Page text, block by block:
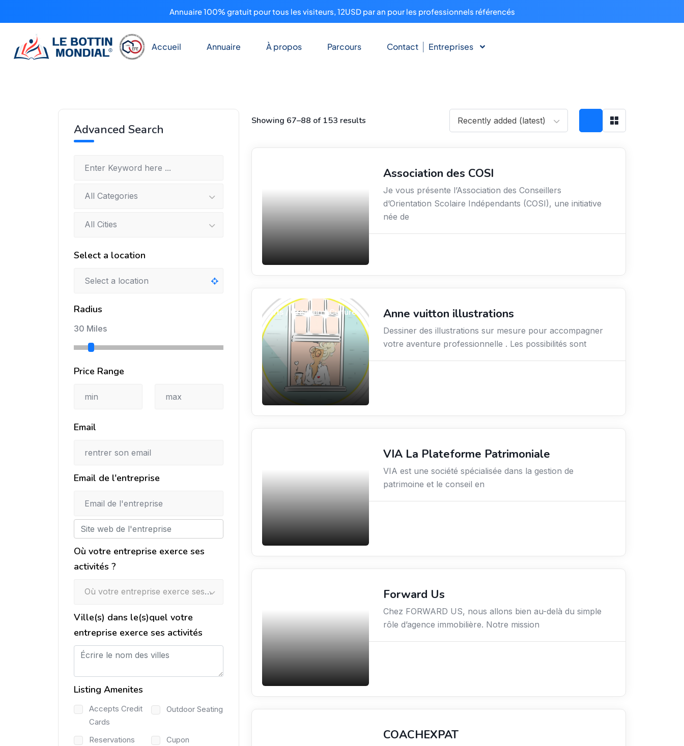
Annuaire 100% gratuit pour tous les visiteurs, 12USD par an pour les professionnels référencés
Accueil Annuaire À propos Parcours Contact Entreprises
Showing 67–88 of 153 results Recently added (latest)
Association des COSI
Je vous présente l’Association des Conseillers
d’Orientation Scolaire Indépendants (COSI), une initiative
née de
Arts / Création / Culture Anne vuitton illustrations
Dessiner des illustrations sur mesure pour accompagner
votre aventure professionnelle . Les possibilités sont
VIA La Plateforme Patrimoniale
VIA est une société spécialisée dans la gestion de
patrimoine et le conseil en
Forward Us
Chez FORWARD US, nous allons bien au-delà du simple
rôle d’agence immobilière. Notre mission
COACHEXPAT
Advanced Search
All Categories
All Cities
Select a location
Radius
30 Miles
Price Range
Email
Email de l'entreprise
Où votre entreprise exerce ses
activités ?
Où votre entreprise exerce ses activités ?
Ville(s) dans le(s)quel votre
entreprise exerce ses activités
Listing Amenites
Accepts Credit
Cards
Outdoor Seating
Reservations
Cupon